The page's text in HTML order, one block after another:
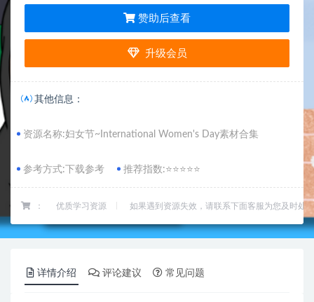
赞助后查看
升级会员
其他信息：
资源名称:妇女节~International Women's Day素材合集
参考方式:下载参考 推荐指数:⭐⭐⭐⭐⭐
： 优质学习资源 如果遇到资源失效，请联系下面客服为您及时处理
详情介绍 评论建议 常见问题